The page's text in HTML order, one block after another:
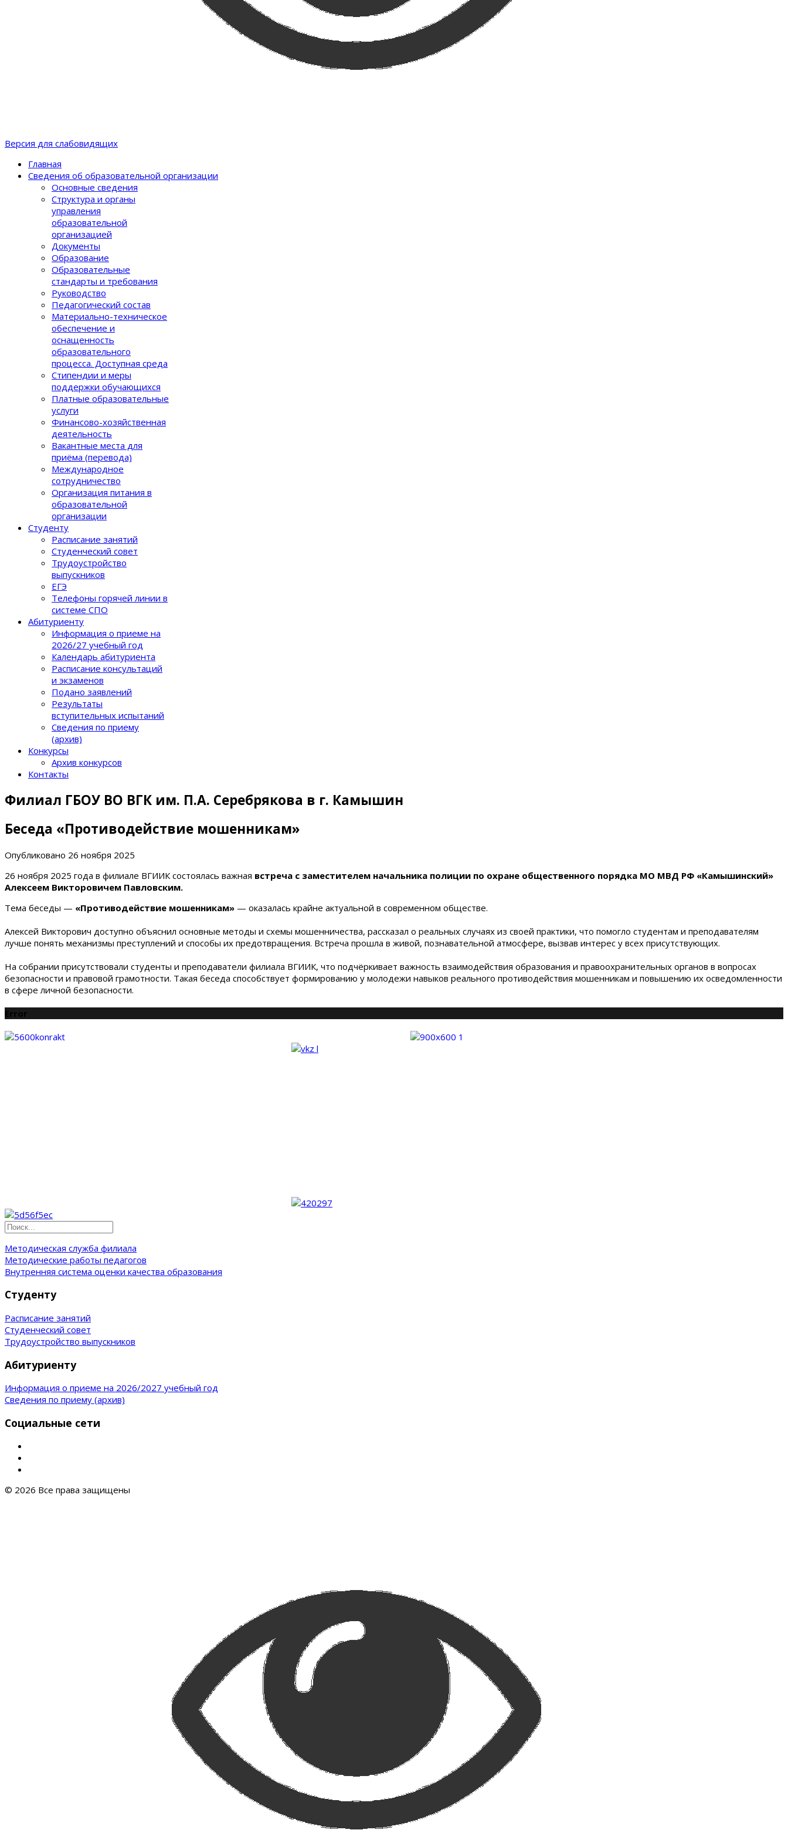
Версия для слабовидящих
Главная
Сведения об образовательной организации
Основные сведения
Структура и органы
управления
образовательной
организацией
Документы
Образование
Образовательные
стандарты и требования
Руководство
Педагогический состав
Материально-техническое
обеспечение и
оснащенность
образовательного
процеcса. Доступная среда
Стипендии и меры
поддержки обучающихся
Платные образовательные
услуги
Финансово-хозяйственная
деятельность
Вакантные места для
приёма (перевода)
Международное
сотрудничество
Организация питания в
образовательной
организации
Студенту
Расписание занятий
Студенческий совет
Трудоустройство
выпускников
ЕГЭ
Телефоны горячей линии в
системе СПО
Абитуриенту
Информация о приеме на
2026/27 учебный год
Календарь абитуриента
Расписание консультаций
и экзаменов
Подано заявлений
Результаты
вступительных испытаний
Сведения по приему
(архив)
Конкурсы
Архив конкурсов
Контакты
Филиал ГБОУ ВО ВГК им. П.А. Серебрякова в г. Камышин
Беседа «Противодействие мошенникам»
Опубликовано 26 ноября 2025
26 ноября 2025 года в филиале ВГИИК состоялась важная встреча с заместителем начальника полиции по охране общественного порядка МО МВД РФ «Камышинский»
Алексеем Викторовичем Павловским.
Тема беседы — «Противодействие мошенникам» — оказалась крайне актуальной в современном обществе.
Алексей Викторович доступно объяснил основные методы и схемы мошенничества, рассказал о реальных случаях из своей практики, что помогло студентам и преподавателям
лучше понять механизмы преступлений и способы их предотвращения. Встреча прошла в живой, познавательной атмосфере, вызвав интерес у всех присутствующих.
На собрании присутствовали студенты и преподаватели филиала ВГИИК, что подчёркивает важность взаимодействия образования и правоохранительных органов в вопросах
безопасности и правовой грамотности. Такая беседа способствует формированию у молодежи навыков реального противодействия мошенникам и повышению их осведомленности
в сфере личной безопасности.
Error
Методическая служба филиала
Методические работы педагогов
Внутренняя система оценки качества образования
Студенту
Расписание занятий
Студенческий совет
Трудоустройство выпускников
Абитуриенту
Информация о приеме на 2026/2027 учебный год
Сведения по приему (архив)
Социальные сети
© 2026 Все права защищены